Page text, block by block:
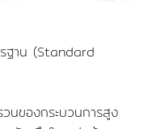
ฐาน (Standard
นของกระบวนการสูง